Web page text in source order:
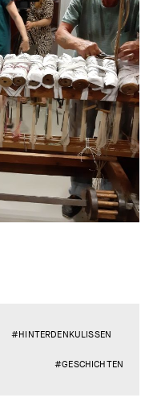
#HINTERDENKULISSEN
#GESCHICHTEN